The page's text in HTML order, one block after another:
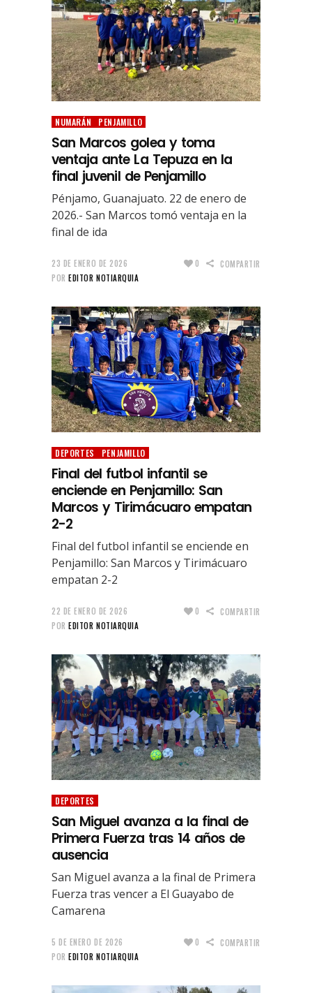
NUMARÁN PENJAMILLO
San Marcos golea y toma
ventaja ante La Tepuza en la
final juvenil de Penjamillo
Pénjamo, Guanajuato. 22 de enero de
2026.- San Marcos tomó ventaja en la
final de ida
23 DE ENERO DE 2026
POR EDITOR NOTIARQUIA
0 COMPARTIR
DEPORTES PENJAMILLO
Final del futbol infantil se
enciende en Penjamillo: San
Marcos y Tirimácuaro empatan
2-2
Final del futbol infantil se enciende en
Penjamillo: San Marcos y Tirimácuaro
empatan 2-2
22 DE ENERO DE 2026
POR EDITOR NOTIARQUIA
0 COMPARTIR
DEPORTES
San Miguel avanza a la final de
Primera Fuerza tras 14 años de
ausencia
San Miguel avanza a la final de Primera
Fuerza tras vencer a El Guayabo de
Camarena
5 DE ENERO DE 2026
POR EDITOR NOTIARQUIA
0 COMPARTIR